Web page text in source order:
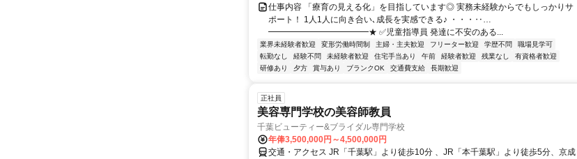
仕事内容 「療育の見える化」を目指しています◎ 実務未経験からでもしっかりサ
ポート！ 1人1人に向き合い､成長を実感できる♪ ・・・‥…
━━━━━━━━━━━━★ ✅児童指導員 発達に不安のある...
業界未経験者歓迎 変形労働時間制 主婦・主夫歓迎 フリーター歓迎 学歴不問
職場見学可
転勤なし
経験不問 未経験者歓迎 住宅手当あり 午前 経験者歓迎 残業なし
有資格者歓迎
研修あり
夕方 賞与あり ブランクOK 交通費支給 長期歓迎
正社員
美容専門学校の美容師教員
千葉ビューティー&ブライダル専門学校
年俸3,500,000円～4,500,000円
交通・アクセス JR「千葉駅」より徒歩10分 、JR「本千葉駅」より徒歩5分、京成